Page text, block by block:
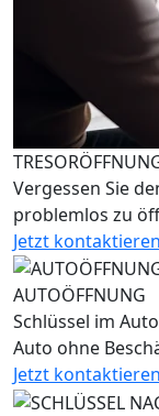
Vergessen Sie
problemlos zu
Jetzt
AUTOÖFFNUNG
Schlüssel im
Auto ohne
Jetzt